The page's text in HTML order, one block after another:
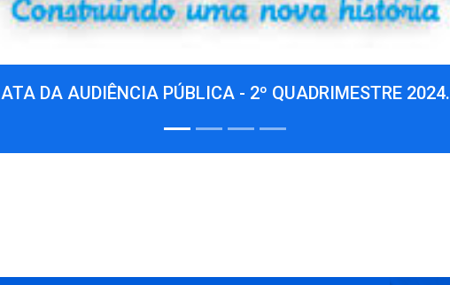
ATA DA AUDIÊNCIA PÚBLICA - 1º QUADRIMESTRE 2024.